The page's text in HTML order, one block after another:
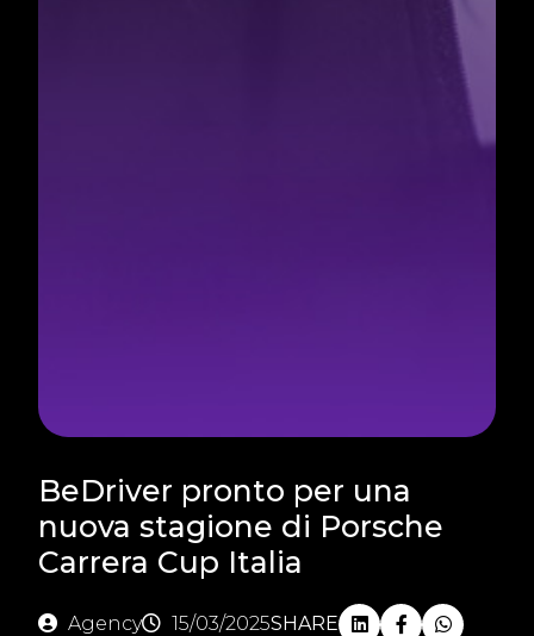
BeDriver pronto per una
nuova stagione di Porsche
Carrera Cup Italia
Agency 15/03/2025SHARE